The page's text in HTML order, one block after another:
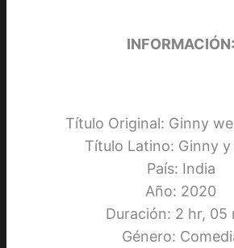
INFORMACIÓN:
Título Original: Ginny
Título Latino: Ginny y
País: India
Año: 2020
Duración: 2 hr, 05
Género: